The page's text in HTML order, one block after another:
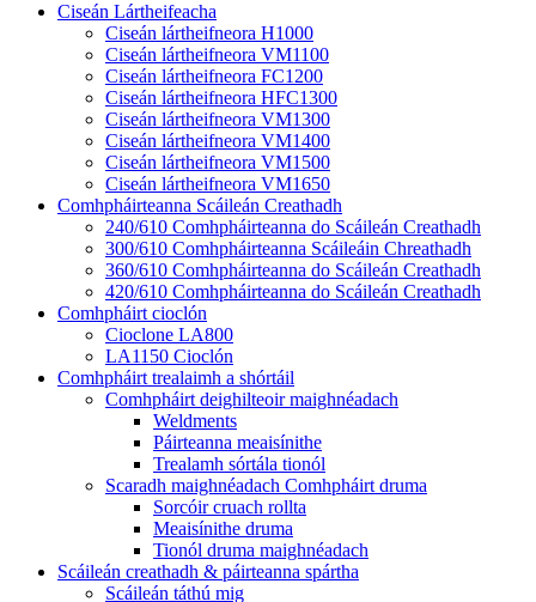
Ciseán Lártheifeacha
Ciseán lártheifneora H1000
Ciseán lártheifneora VM1100
Ciseán lártheifneora FC1200
Ciseán lártheifneora HFC1300
Ciseán lártheifneora VM1300
Ciseán lártheifneora VM1400
Ciseán lártheifneora VM1500
Ciseán lártheifneora VM1650
Comhpháirteanna Scáileán Creathadh
240/610 Comhpháirteanna do Scáileán Creathadh
300/610 Comhpháirteanna Scáileáin Chreathadh
360/610 Comhpháirteanna do Scáileán Creathadh
420/610 Comhpháirteanna do Scáileán Creathadh
Comhpháirt cioclón
Cioclone LA800
LA1150 Cioclón
Comhpháirt trealaimh a shórtáil
Comhpháirt deighilteoir maighnéadach
Weldments
Páirteanna meaisínithe
Trealamh sórtála tionól
Scaradh maighnéadach Comhpháirt druma
Sorcóir cruach rollta
Meaisínithe druma
Tionól druma maighnéadach
Scáileán creathadh & páirteanna spártha
Scáileán táthú mig